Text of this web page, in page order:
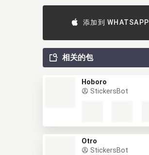
添加到 WHATSAPP
相关的包
Hoboro
StickersBot
Otro
StickersBot